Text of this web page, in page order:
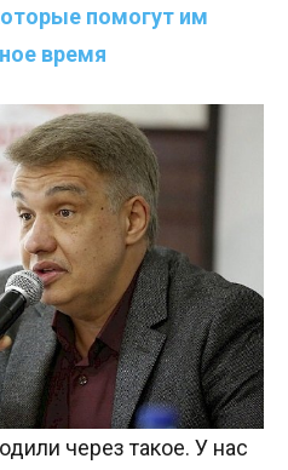
помогут им
время
через такое. У нас